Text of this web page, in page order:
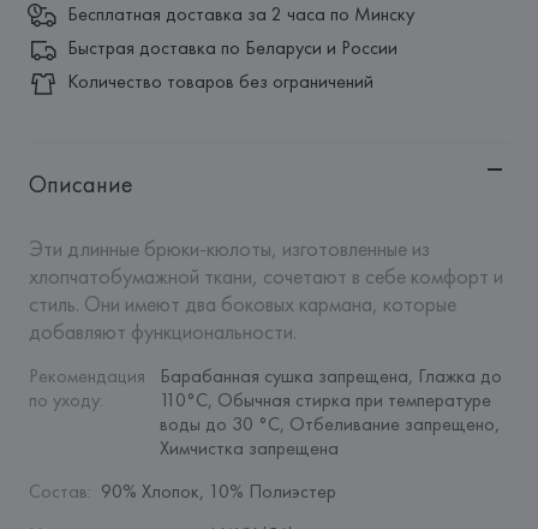
Бесплатная доставка за 2 часа по Минску
Быстрая доставка по Беларуси и России
Количество товаров без ограничений
Описание
Эти длинные брюки-кюлоты, изготовленные из
хлопчатобумажной ткани, сочетают в себе комфорт и
стиль. Они имеют два боковых кармана, которые
добавляют функциональности.
Рекомендация
по уходу:
Барабанная сушка запрещена, Глажка до
110°C, Обычная стирка при температуре
воды до 30 °C, Отбеливание запрещено,
Химчистка запрещена
Состав: 90% Хлопок, 10% Полиэстер